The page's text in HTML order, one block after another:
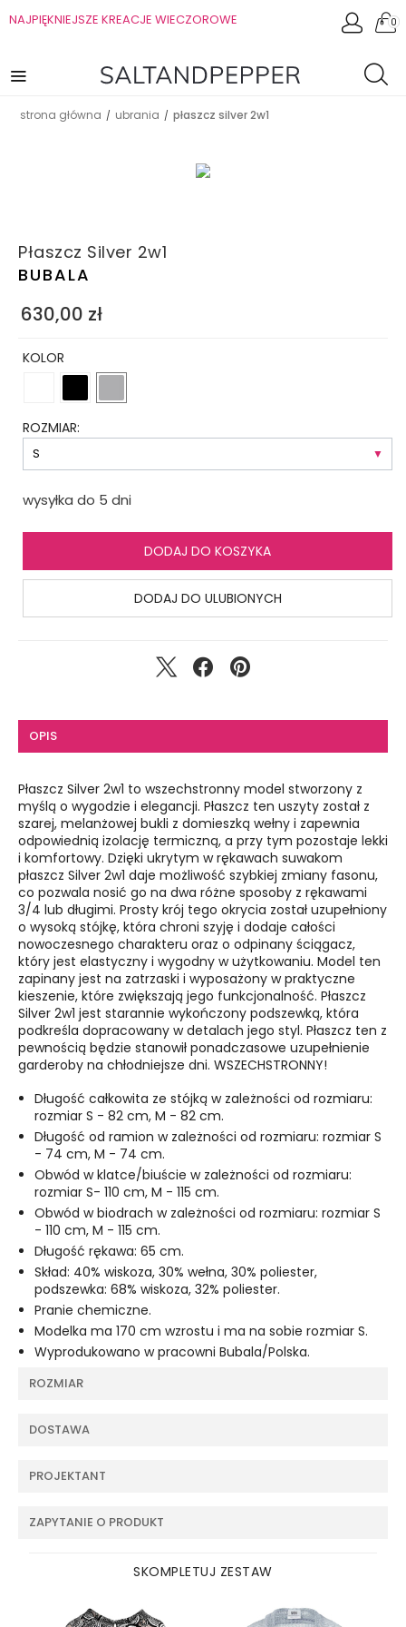
NAJPIĘKNIEJSZE KREACJE WIECZOROWE 0
strona główna / ubrania / płaszcz silver 2w1
Płaszcz Silver 2w1
BUBALA
630,00 zł
KOLOR
ROZMIAR:
wysyłka do 5 dni
DODAJ DO KOSZYKA
DODAJ DO ULUBIONYCH
OPIS
Płaszcz Silver 2w1 to wszechstronny model stworzony z
myślą o wygodzie i elegancji. Płaszcz ten uszyty został z
szarej, melanżowej bukli z domieszką wełny i zapewnia
odpowiednią izolację termiczną, a przy tym pozostaje lekki
i komfortowy. Dzięki ukrytym w rękawach suwakom
płaszcz Silver 2w1 daje możliwość szybkiej zmiany fasonu,
co pozwala nosić go na dwa różne sposoby z rękawami
3/4 lub długimi. Prosty krój tego okrycia został uzupełniony
o wysoką stójkę, która chroni szyję i dodaje całości
nowoczesnego charakteru oraz o odpinany ściągacz,
który jest elastyczny i wygodny w użytkowaniu. Model ten
zapinany jest na zatrzaski i wyposażony w praktyczne
kieszenie, które zwiększają jego funkcjonalność. Płaszcz
Silver 2w1 jest starannie wykończony podszewką, która
podkreśla dopracowany w detalach jego styl. Płaszcz ten z
pewnością będzie stanowił ponadczasowe uzupełnienie
garderoby na chłodniejsze dni. WSZECHSTRONNY!
Długość całkowita ze stójką w zależności od rozmiaru:
rozmiar S - 82 cm, M - 82 cm.
Długość od ramion w zależności od rozmiaru: rozmiar S
- 74 cm, M - 74 cm.
Obwód w klatce/biuście w zależności od rozmiaru:
rozmiar S- 110 cm, M - 115 cm.
Obwód w biodrach w zależności od rozmiaru: rozmiar S
- 110 cm, M - 115 cm.
Długość rękawa: 65 cm.
Skład: 40% wiskoza, 30% wełna, 30% poliester,
podszewka: 68% wiskoza, 32% poliester.
Pranie chemiczne.
Modelka ma 170 cm wzrostu i ma na sobie rozmiar S.
Wyprodukowano w pracowni Bubala/Polska.
ROZMIAR
DOSTAWA
PROJEKTANT
ZAPYTANIE O PRODUKT
SKOMPLETUJ ZESTAW